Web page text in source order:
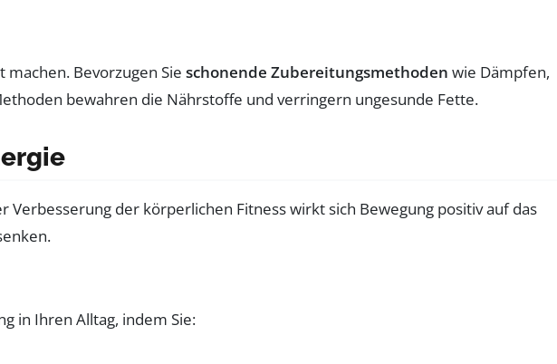
Bevorzugen Sie schonende Zubereitungsmethoden wie Dämpfen,
bewahren die Nährstoffe und verringern ungesunde Fette.
Verbesserung der körperlichen Fitness wirkt sich Bewegung positiv auf das
in Ihren Alltag, indem Sie: